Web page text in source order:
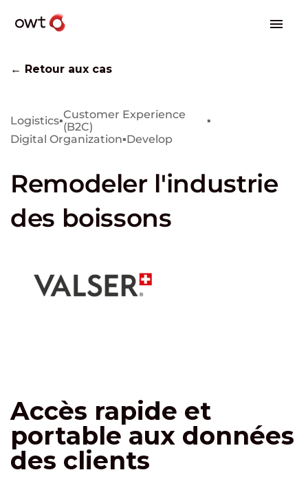
← Retour aux cas
Logistics▪Customer Experience
(B2C)
▪
Digital Organization▪Develop
Remodeler l'industrie
des boissons
Accès rapide et
portable aux données
des clients